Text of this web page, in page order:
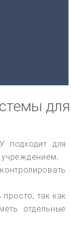
для
подходит для
так как
отдельные